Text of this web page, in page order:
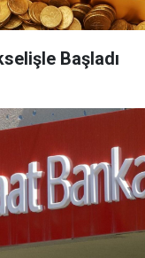
Başladı